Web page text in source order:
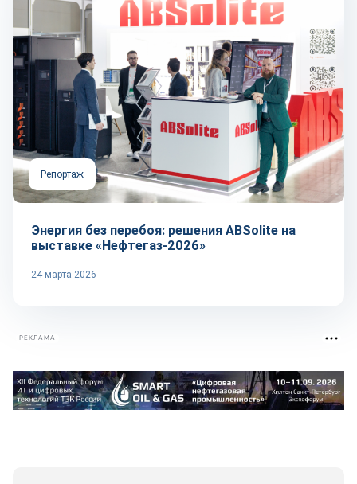
Репортаж
Энергия без перебоя: решения ABSolite на
выставке «Нефтегаз-2026»
24 марта 2026
РЕКЛАМА